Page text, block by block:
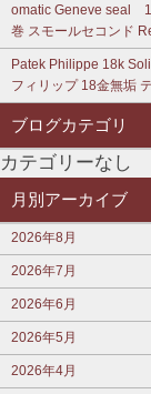
omatic Geneve seal
巻 スモールセコンド
Patek Philippe 18k
フィリップ 18金無垢
ブログカテゴリ
カテゴリーなし
月別アーカイブ
2026年8月
2026年7月
2026年6月
2026年5月
2026年4月